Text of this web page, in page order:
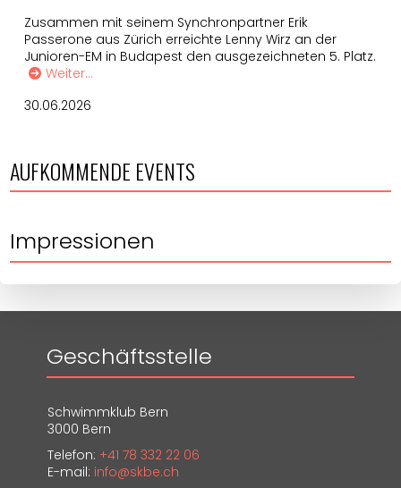
Zusammen mit seinem Synchronpartner Erik
Passerone aus Zürich erreichte Lenny Wirz an der
Junioren-EM in Budapest den ausgezeichneten 5. Platz.
Weiter…
30.06.2026
AUFKOMMENDE EVENTS
Impressionen
Geschäftsstelle
Schwimmklub Bern
3000 Bern
Telefon: +41 78 332 22 06
E-mail: info@skbe.ch